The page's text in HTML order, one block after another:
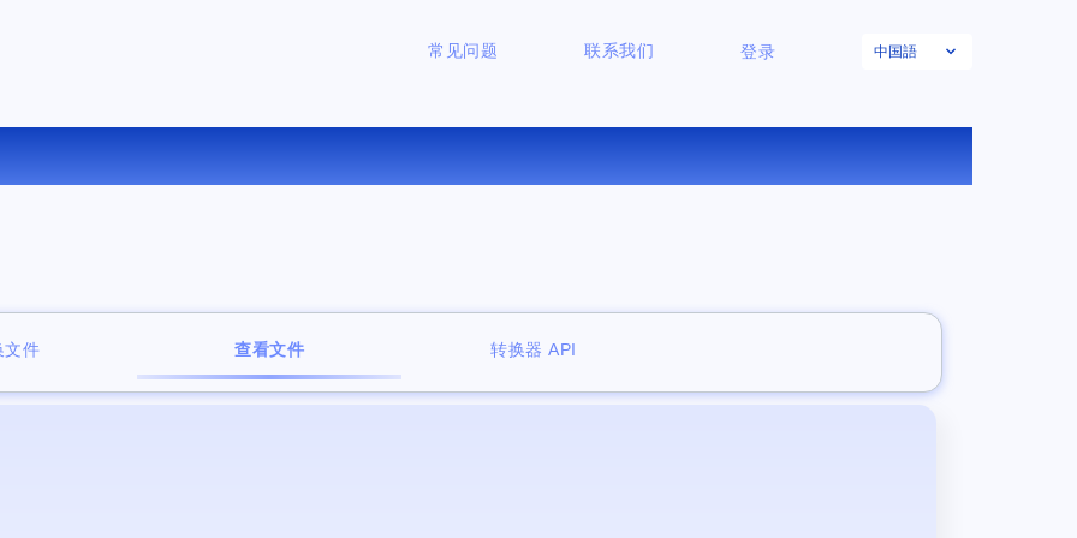
常见问题 联系我们 登录 中国語
免费在线文件查看器
文件 查看文件 转换器 API